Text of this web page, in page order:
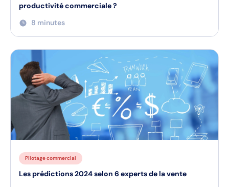
productivité commerciale ?
8 minutes
Pilotage commercial
Les prédictions 2024 selon 6 experts de la vente